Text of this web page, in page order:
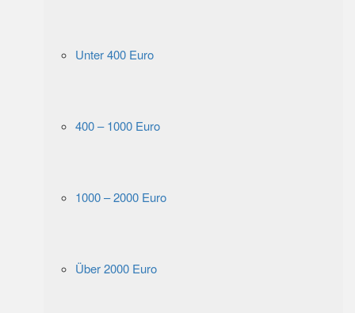
Unter 400 Euro
400 – 1000 Euro
1000 – 2000 Euro
Über 2000 Euro